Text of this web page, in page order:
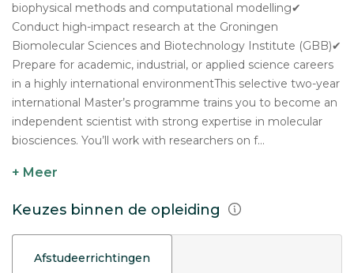
biophysical methods and computational modelling✔
Conduct high-impact research at the Groningen
Biomolecular Sciences and Biotechnology Institute (GBB)✔
Prepare for academic, industrial, or applied science careers
in a highly international environmentThis selective two-year
international Master’s programme trains you to become an
independent scientist with strong expertise in molecular
biosciences. You’ll work with researchers on f...
+ Meer
Keuzes binnen de opleiding
Afstudeerrichtingen